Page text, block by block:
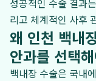
성공적인 수술 결과
리고 체계적인 사후
왜 인천 백내
안과를 선택
백내장 수술은 국내